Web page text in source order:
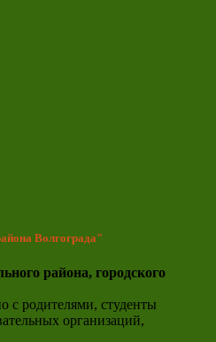
Волгограда"
района, городского
с родителями, студенты
организаций,